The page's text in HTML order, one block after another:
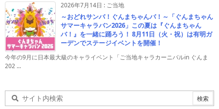
2026年7月14日 : ご当地
～おどれサンバ！ぐんまちゃんバ！～「ぐんまちゃん
サマーキャラバン2026」この夏は『ぐんまちゃん
バ！』を一緒に踊ろう！ 8月11日（火・祝）は有明ガ
ーデンでステージイベントを開催！
今年の9月に日本最大級のキャライベント「ご当地キャラカーニバルin ぐんま
202 ...